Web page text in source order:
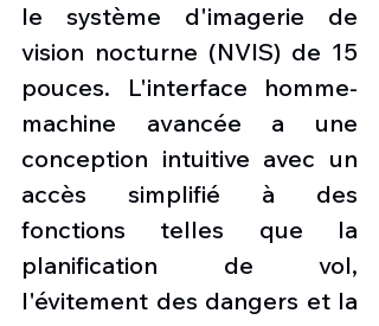
le système d'imagerie de
vision nocturne (NVIS) de 15
pouces. L'interface homme-
machine avancée a une
conception intuitive avec un
accès simplifié à des
fonctions telles que la
planification de vol,
l'évitement des dangers et la